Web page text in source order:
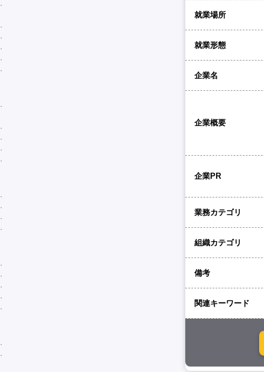
就業場所
就業形態
企業名
企業概要
企業PR
業務カテゴリ
組織カテゴリ
備考
関連キーワード